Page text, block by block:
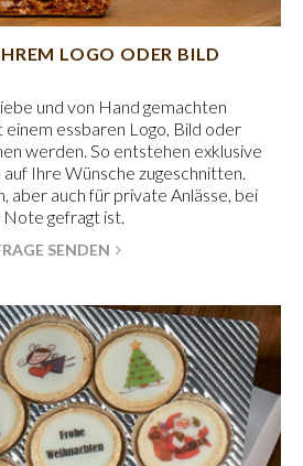
LOGO ODER BILD
und von Hand gemachten
essbaren Logo, Bild oder
werden. So entstehen exklusive
Ihre Wünsche zugeschnitten.
aber auch für private Anlässe, bei
Note gefragt ist.
SENDEN